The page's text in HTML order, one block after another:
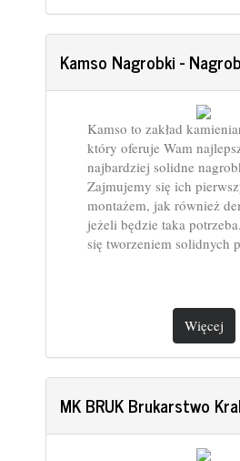
Kamso Nagrobki -
Kamso to zakład
który oferuje Wam
najbardziej solidne
Zajmujemy się ich
montażem, jak również
jeżeli będzie taka
się tworzeniem solidnych
Więcej
MK BRUK Brukarstwo